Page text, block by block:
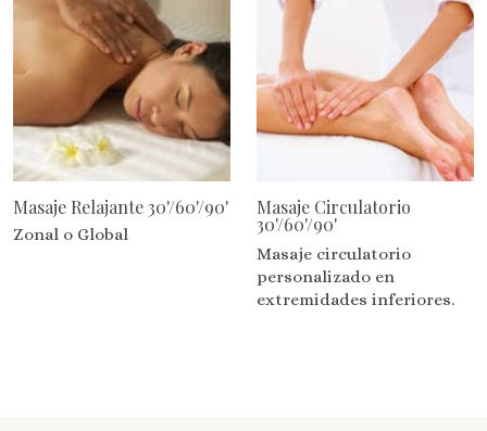
Masaje Relajante 30'/60'/90'
Zonal o Global
Masaje Circulatorio
30'/60'/90'
Masaje circulatorio
personalizado en
extremidades inferiores.